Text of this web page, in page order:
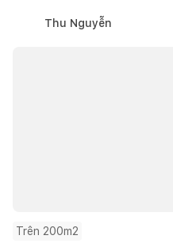
Thu Nguyễn
Trên 200m2